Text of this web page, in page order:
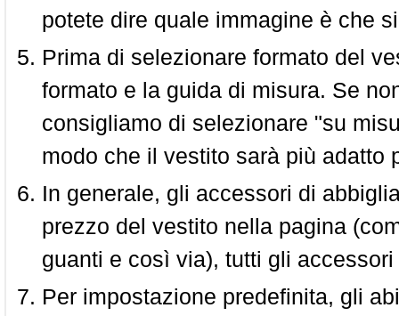
potete dire quale immagine è che
Prima di selezionare formato del
formato e la guida di misura. Se
consigliamo di selezionare "su
modo che il vestito sarà più adatto
In generale, gli accessori di
prezzo del vestito nella pagina
guanti e così via), tutti gli
Per impostazione predefinita, gli